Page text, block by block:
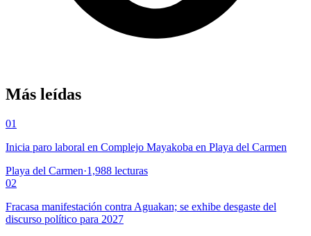
Más leídas
01
Inicia paro laboral en Complejo Mayakoba en Playa del Carmen
Playa del Carmen·1,988 lecturas
02
Fracasa manifestación contra Aguakan; se exhibe desgaste del
discurso político para 2027